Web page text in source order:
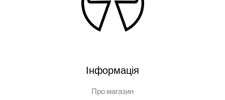
Інформація
Про магазин